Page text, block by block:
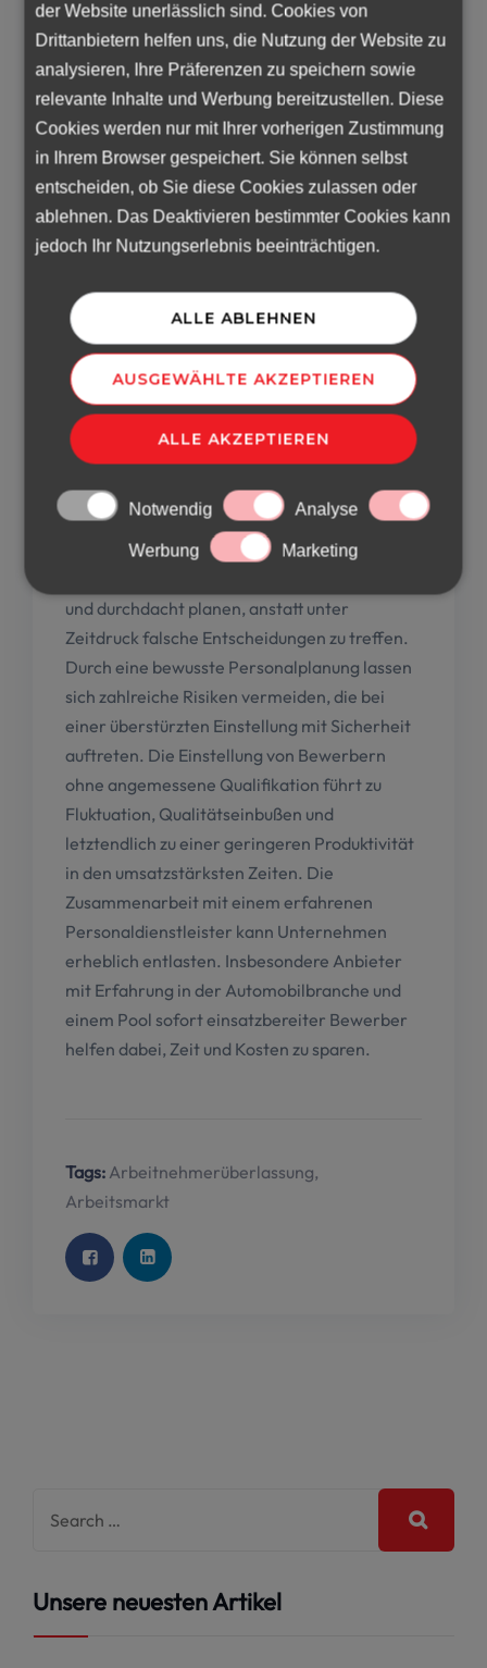
der Website unerlässlich sind. Cookies von
Drittanbietern helfen uns, die Nutzung der Website zu
analysieren, Ihre Präferenzen zu speichern sowie
relevante Inhalte und Werbung bereitzustellen. Diese
Cookies werden nur mit Ihrer vorherigen Zustimmung
in Ihrem Browser gespeichert. Sie können selbst
entscheiden, ob Sie diese Cookies zulassen oder
ablehnen. Das Deaktivieren bestimmter Cookies kann
jedoch Ihr Nutzungserlebnis beeinträchtigen.
ALLE ABLEHNEN
AUSGEWÄHLTE AKZEPTIEREN
ALLE AKZEPTIEREN
Notwendig Analyse
Werbung Marketing
Personaldienstleisters zu prüfen,
beispielsweise die Vermittlung von
ausländischen Arbeitskräften oder die Suche
nach Fachkräften aus Ländern außerhalb der
EU.
Beginnen Sie mindestens 10 bis 12 Wochen
vor den Spitzenzeiten mit der Planung und
wenden Sie sich an einen erfahrenen
internen Ressourcen für die
Personalbeschaffung verfügen.
Fazit
Der Unterschied zwischen dem Bewältigen
und dem bloßen Überstehen von
und durchdacht planen, anstatt unter
Zeitdruck falsche Entscheidungen zu treffen.
Durch eine bewusste Personalplanung lassen
sich zahlreiche Risiken vermeiden, die bei
einer überstürzten Einstellung mit Sicherheit
auftreten. Die Einstellung von Bewerbern
ohne angemessene Qualifikation führt zu
Fluktuation, Qualitätseinbußen und
letztendlich zu einer geringeren Produktivität
in den umsatzstärksten Zeiten. Die
Zusammenarbeit mit einem erfahrenen
Personaldienstleister kann Unternehmen
erheblich entlasten. Insbesondere Anbieter
mit Erfahrung in der Automobilbranche und
einem Pool sofort einsatzbereiter Bewerber
helfen dabei, Zeit und Kosten zu sparen.
Tags: Arbeitnehmerüberlassung,
Arbeitsmarkt
Unsere neuesten Artikel